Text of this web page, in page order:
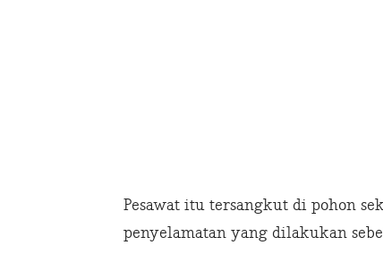
Pesawat itu tersangkut di pohon
penyelamatan yang dilakukan